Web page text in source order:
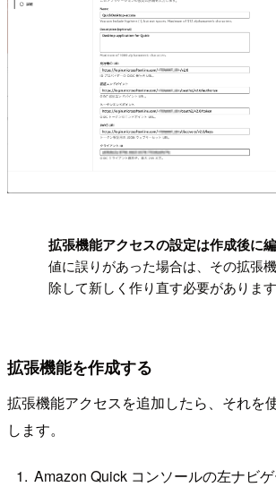
拡張機能アクセスの設定は作成後に
値に誤りがあった場合は、その拡張
除して新しく作り直す必要があります
拡張機能を作成する
拡張機能アクセスを追加したら、それを
します。
Amazon Quick コンソールの左ナビ